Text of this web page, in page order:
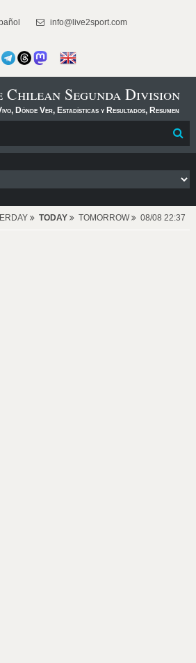
info@live2sport.com
Chilean Segunda Division
Dónde Ver, Estadísticas y Resultados, Resumen
TODAY TOMORROW 08/08 22:37